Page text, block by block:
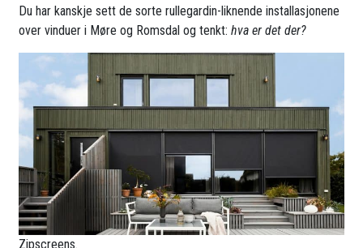
Du har kanskje sett de sorte rullegardin-liknende installasjonene
over vinduer i Møre og Romsdal og tenkt:hva er det der?
Zipscreens.